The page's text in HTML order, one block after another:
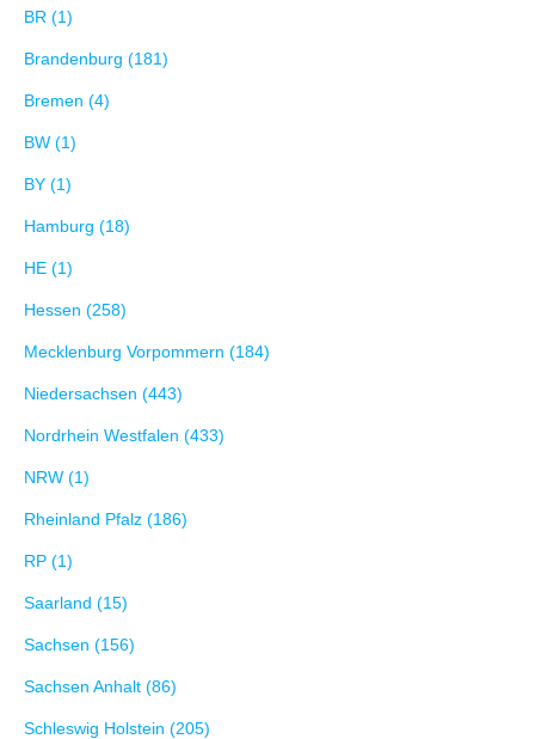
BR (1)
Brandenburg (181)
Bremen (4)
BW (1)
BY (1)
Hamburg (18)
HE (1)
Hessen (258)
Mecklenburg Vorpommern (184)
Niedersachsen (443)
Nordrhein Westfalen (433)
NRW (1)
Rheinland Pfalz (186)
RP (1)
Saarland (15)
Sachsen (156)
Sachsen Anhalt (86)
Schleswig Holstein (205)